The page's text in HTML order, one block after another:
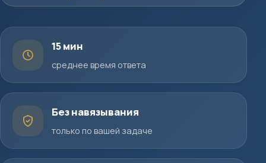
15 мин
среднее время ответа
Без навязывания
только по вашей задаче